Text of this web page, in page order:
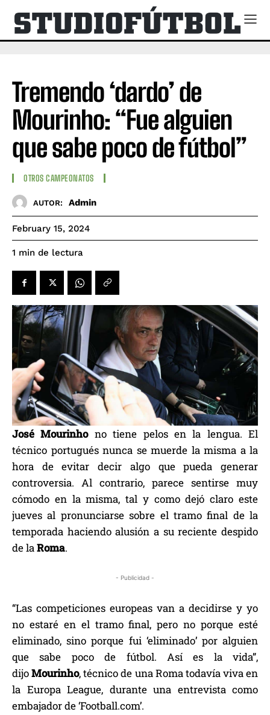
Tremendo ‘dardo’ de
Mourinho: “Fue alguien
que sabe poco de fútbol”
OTROS CAMPEONATOS
AUTOR: Admin
February 15, 2024
1 min de lectura
José Mourinhono tiene pelos en la lengua. El
técnico portugués nunca se muerde la misma a la
hora de evitar decir algo que pueda generar
controversia. Al contrario, parece sentirse muy
cómodo en la misma, tal y como dejó claro este
jueves al pronunciarse sobre el tramo final de la
temporada haciendo alusión a su reciente despido
de laRoma.
- Publicidad -
“Las competiciones europeas van a decidirse y yo
no estaré en el tramo final, pero no porque esté
eliminado, sino porque fui ‘eliminado’ por alguien
que sabe poco de fútbol. Así es la vida”,
dijoMourinho, técnico de una Roma todavía viva en
la Europa League, durante una entrevista como
embajador de ‘Football.com’.